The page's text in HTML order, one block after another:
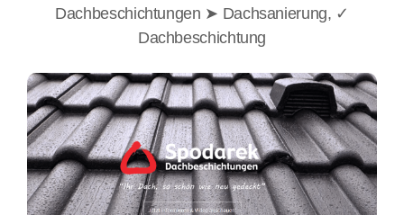
Dachbeschichtungen ➤ Dachsanierung, ✓
Dachbeschichtung